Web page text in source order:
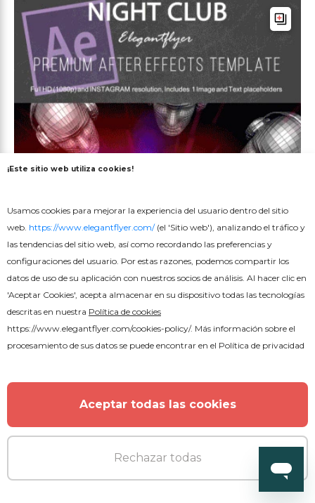
Club nocturno
¡Este sitio web utiliza cookies!
Usamos cookies para mejorar la experiencia del usuario dentro del sitio
web. https://www.elegantflyer.com/(el 'Sitio web'), analizando el tráfico y
las tendencias del sitio web, así como recordando las preferencias y
configuraciones del usuario. Por estas razones, podemos compartir los
datos de uso de su aplicación con nuestros socios de análisis. Al hacer clic en
'Aceptar Cookies', acepta almacenar en su dispositivo todas las tecnologías
descritas en nuestra Política de cookies
https://www.elegantflyer.com/cookies-policy/. Más información sobre el
procesamiento de sus datos se puede encontrar en el Política de privacidad
Aceptar todas las cookies
Rechazar todas